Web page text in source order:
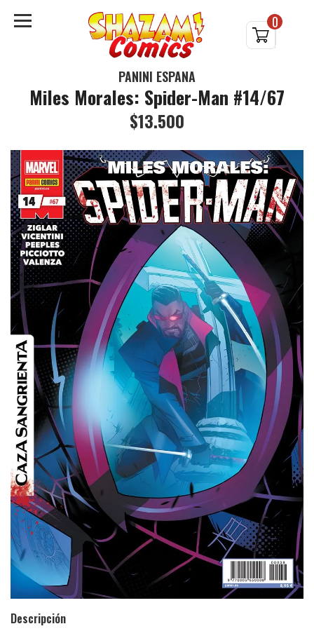
0
PANINI ESPAÑA
Miles Morales: Spider-Man #14/67
$13.500
Descripción